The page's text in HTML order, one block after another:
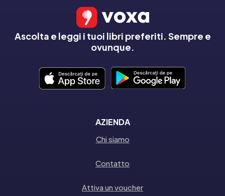
Ascolta e leggi i tuoi libri preferiti. Sempre e
ovunque.
AZIENDA
Chi siamo
Contatto
Attiva un voucher